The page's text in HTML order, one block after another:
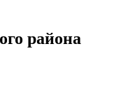
района